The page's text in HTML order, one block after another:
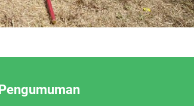
Pengumuman